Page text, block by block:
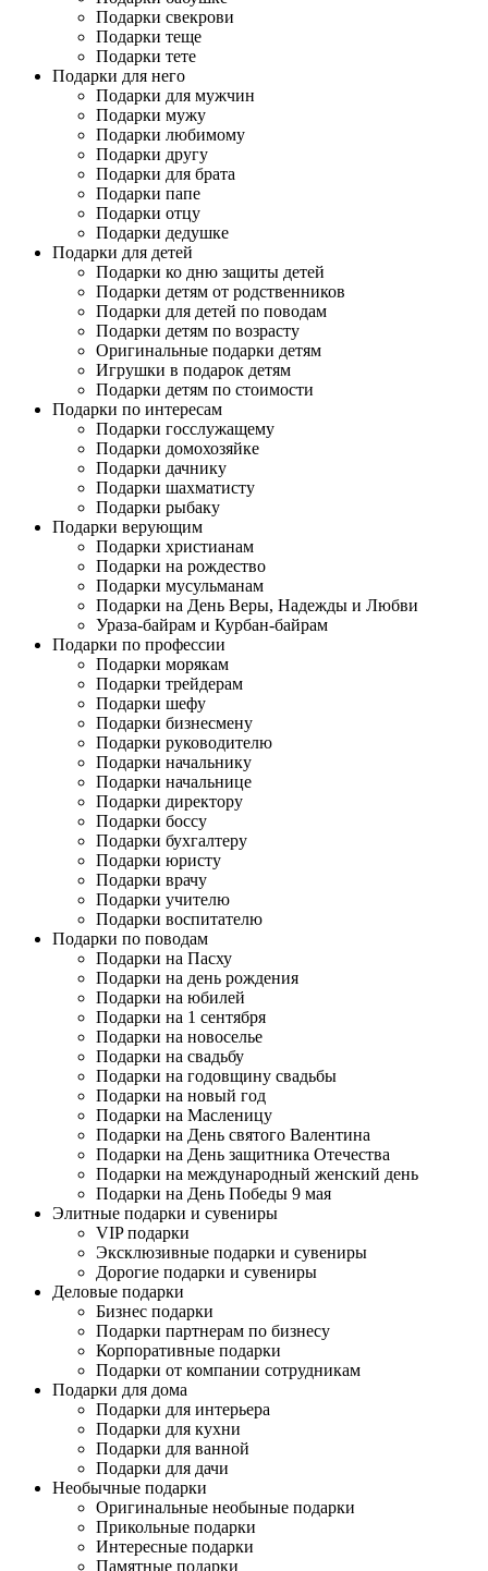
Подарки свекрови
Подарки теще
Подарки тете
Подарки для него
Подарки для мужчин
Подарки мужу
Подарки любимому
Подарки другу
Подарки для брата
Подарки папе
Подарки отцу
Подарки дедушке
Подарки для детей
Подарки ко дню защиты детей
Подарки детям от родственников
Подарки для детей по поводам
Подарки детям по возрасту
Оригинальные подарки детям
Игрушки в подарок детям
Подарки детям по стоимости
Подарки по интересам
Подарки госслужащему
Подарки домохозяйке
Подарки дачнику
Подарки шахматисту
Подарки рыбаку
Подарки верующим
Подарки христианам
Подарки на рождество
Подарки мусульманам
Подарки на День Веры, Надежды и Любви
Ураза-байрам и Курбан-байрам
Подарки по профессии
Подарки морякам
Подарки трейдерам
Подарки шефу
Подарки бизнесмену
Подарки руководителю
Подарки начальнику
Подарки начальнице
Подарки директору
Подарки боссу
Подарки бухгалтеру
Подарки юристу
Подарки врачу
Подарки учителю
Подарки воспитателю
Подарки по поводам
Подарки на Пасху
Подарки на день рождения
Подарки на юбилей
Подарки на 1 сентября
Подарки на новоселье
Подарки на свадьбу
Подарки на годовщину свадьбы
Подарки на новый год
Подарки на Масленицу
Подарки на День святого Валентина
Подарки на День защитника Отечества
Подарки на международный женский день
Подарки на День Победы 9 мая
Элитные подарки и сувениры
VIP подарки
Эксклюзивные подарки и сувениры
Дорогие подарки и сувениры
Деловые подарки
Бизнес подарки
Подарки партнерам по бизнесу
Корпоративные подарки
Подарки от компании сотрудникам
Подарки для дома
Подарки для интерьера
Подарки для кухни
Подарки для ванной
Подарки для дачи
Необычные подарки
Оригинальные необыные подарки
Прикольные подарки
Интересные подарки
Памятные подарки